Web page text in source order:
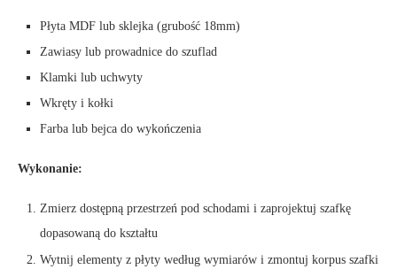
Płyta MDF lub sklejka (grubość 18mm)
Zawiasy lub prowadnice do szuflad
Klamki lub uchwyty
Wkręty i kołki
Farba lub bejca do wykończenia
Wykonanie:
Zmierz dostępną przestrzeń pod schodami i zaprojektuj szafkę
dopasowaną do kształtu
Wytnij elementy z płyty według wymiarów i zmontuj korpus szafki